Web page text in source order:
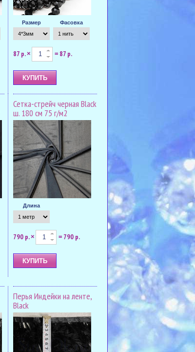
Размер Фасовка
87 р.× = 87 р.
Сетка-стрейч черная Black
ш. 180 см 75 г/м2
Длина
790 р.× = 790 р.
Перья Индейки на ленте,
Black